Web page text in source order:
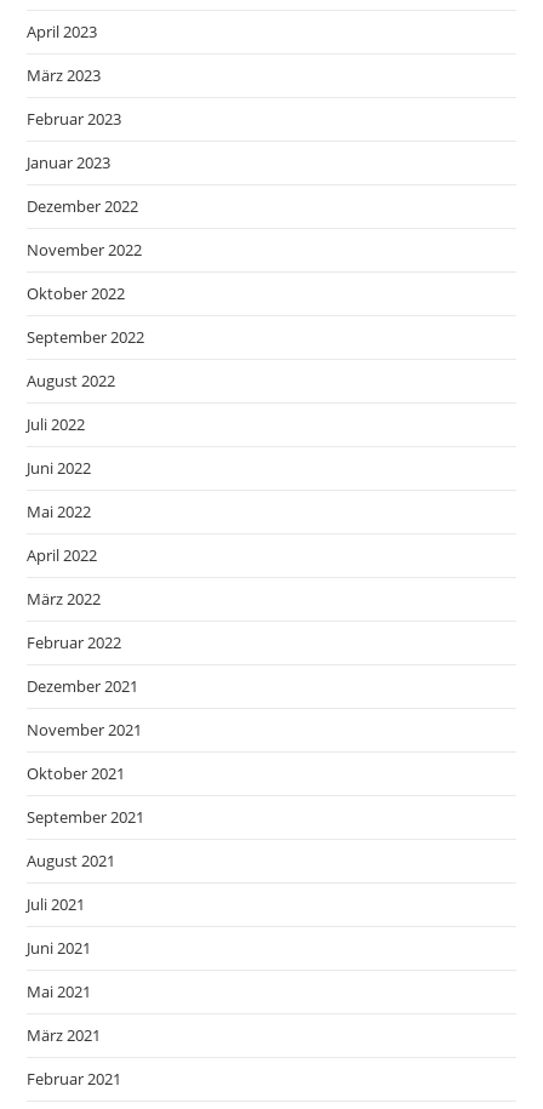
April 2023
März 2023
Februar 2023
Januar 2023
Dezember 2022
November 2022
Oktober 2022
September 2022
August 2022
Juli 2022
Juni 2022
Mai 2022
April 2022
März 2022
Februar 2022
Dezember 2021
November 2021
Oktober 2021
September 2021
August 2021
Juli 2021
Juni 2021
Mai 2021
März 2021
Februar 2021